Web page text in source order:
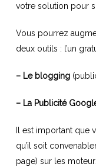
votre solution pour
Vous pourrez
deux outils : l’un
– Le blogging
– La Publicité
Il est important
qu’il soit
page) sur les